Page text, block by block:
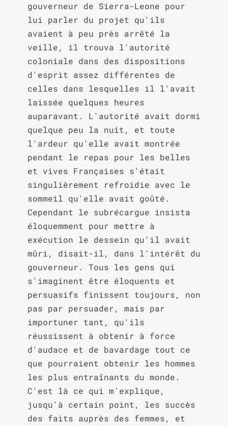
gouverneur de Sierra-Leone pour
lui parler du projet qu'ils
avaient à peu près arrêté la
veille, il trouva l'autorité
coloniale dans des dispositions
d'esprit assez différentes de
celles dans lesquelles il l'avait
laissée quelques heures
auparavant. L'autorité avait dormi
quelque peu la nuit, et toute
l'ardeur qu'elle avait montrée
pendant le repas pour les belles
et vives Françaises s'était
singulièrement refroidie avec le
sommeil qu'elle avait goûté.
Cependant le subrécargue insista
éloquemment pour mettre à
exécution le dessein qu'il avait
mûri, disait-il, dans l'intérêt du
gouverneur. Tous les gens qui
s'imaginent être éloquents et
persuasifs finissent toujours, non
pas par persuader, mais par
importuner tant, qu'ils
réussissent à obtenir à force
d'audace et de bavardage tout ce
que pourraient obtenir les hommes
les plus entraînants du monde.
C'est là ce qui m'explique,
jusqu'à certain point, les succès
des faits auprès des femmes, et